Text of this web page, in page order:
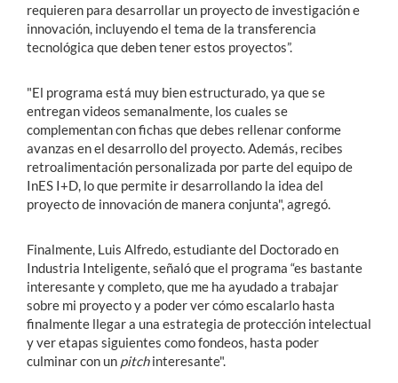
requieren para desarrollar un proyecto de investigación e
innovación, incluyendo el tema de la transferencia
tecnológica que deben tener estos proyectos”.
"El programa está muy bien estructurado, ya que se
entregan videos semanalmente, los cuales se
complementan con fichas que debes rellenar conforme
avanzas en el desarrollo del proyecto. Además, recibes
retroalimentación personalizada por parte del equipo de
InES I+D, lo que permite ir desarrollando la idea del
proyecto de innovación de manera conjunta", agregó.
Finalmente, Luis Alfredo, estudiante del Doctorado en
Industria Inteligente, señaló que el programa “es bastante
interesante y completo, que me ha ayudado a trabajar
sobre mi proyecto y a poder ver cómo escalarlo hasta
finalmente llegar a una estrategia de protección intelectual
y ver etapas siguientes como fondeos, hasta poder
culminar con un pitchinteresante".